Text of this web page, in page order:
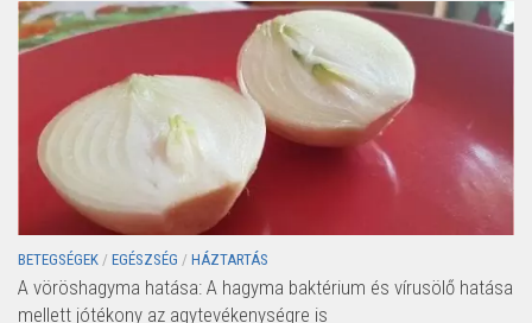
BETEGSÉGEK / EGÉSZSÉG / HÁZTARTÁS
A vöröshagyma hatása: A hagyma baktérium és vírusölő hatása
mellett jótékony az agytevékenységre is